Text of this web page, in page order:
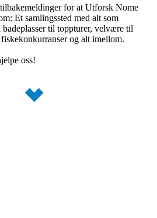
for at Utforsk Nome
Et samlingssted med alt som
til toppturer, velvære til
og alt imellom.
oss!